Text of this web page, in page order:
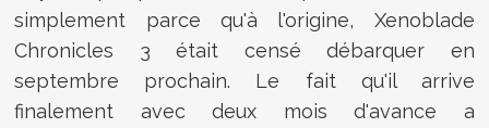
simplement parce qu'à l'origine, Xenoblade
Chronicles 3 était censé débarquer en
septembre prochain. Le fait qu'il arrive
finalement avec deux mois d'avance a